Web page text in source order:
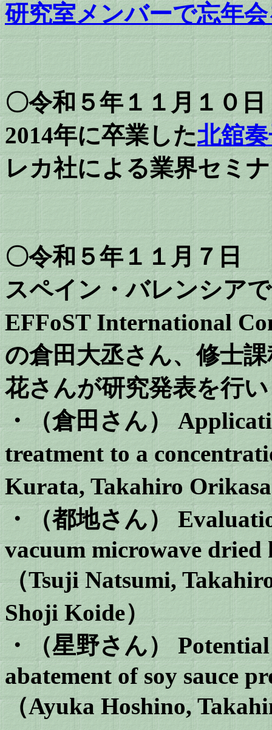
研究室メンバーで忘年
〇令和５年１１月１０日
2014年に卒業した北舘
レカ社による業界セミ
〇令和５年１１月７日
スペイン・バレンシア
EFFoST International
の倉田大丞さん、修士
花さんが研究発表を行
・（倉田さん）
treatment to a
Kurata, Takahiro
・（都地さん）
vacuum microwave
（Tsuji Natsumi,
Shoji Koide）
・（星野さん）
abatement of soy sauce
（Ayuka Hoshino,